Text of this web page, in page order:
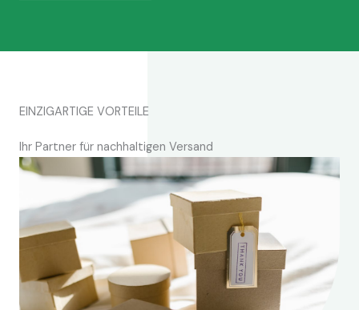
EINZIGARTIGE VORTEILE
Ihr Partner für nachhaltigen Versand